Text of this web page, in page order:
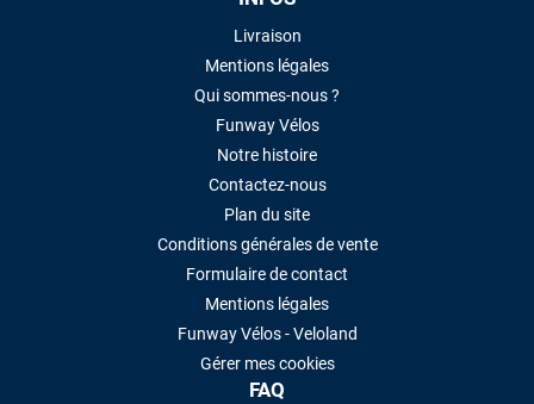
Livraison
Mentions légales
Qui sommes-nous ?
Funway Vélos
Notre histoire
Contactez-nous
Plan du site
Conditions générales de vente
Formulaire de contact
Mentions légales
Funway Vélos - Veloland
Gérer mes cookies
FAQ